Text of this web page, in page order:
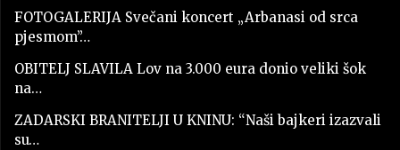
FOTOGALERIJA Svečani koncert „Arbanasi od srca
pjesmom”…
OBITELJ SLAVILA Lov na 3.000 eura donio veliki šok
na…
ZADARSKI BRANITELJI U KNINU: “Naši bajkeri izazvali
su…